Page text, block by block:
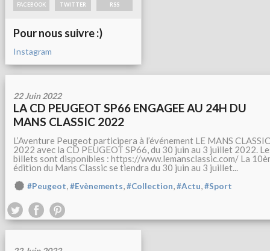
FACEBOOK TWITTER RSS
Pour nous suivre :)
Instagram
22 Juin 2022
LA CD PEUGEOT SP66 ENGAGEE AU 24H DU
MANS CLASSIC 2022
L’Aventure Peugeot participera à l’événement LE MANS CLASSIC
2022 avec la CD PEUGEOT SP66, du 30 juin au 3 juillet 2022.
billets sont disponibles : https://www.lemansclassic.com/ La
édition du Mans Classic se tiendra du 30 juin au 3 juillet...
#Peugeot,#Evènements,#Collection,#Actu,#Sport